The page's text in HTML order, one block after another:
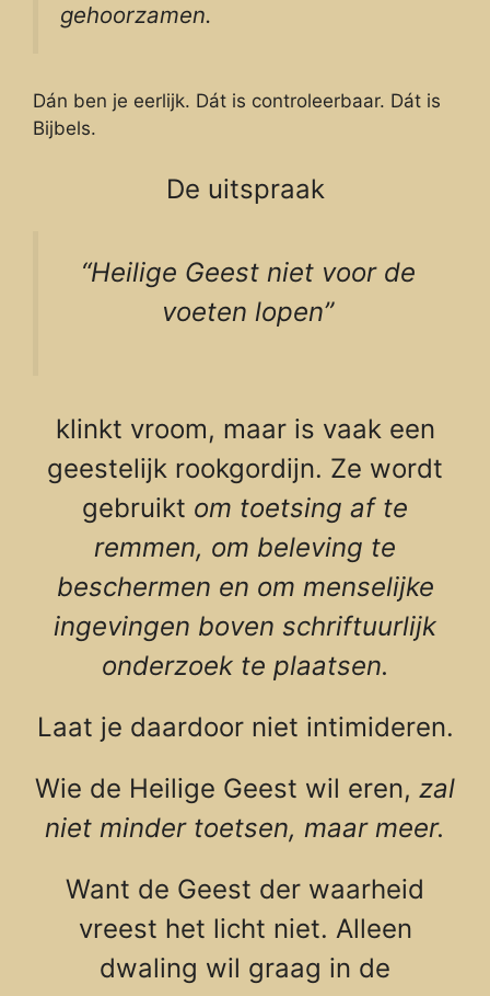
gehoorzamen.
Dán ben je eerlijk. Dát is controleerbaar. Dát is
Bijbels.
De uitspraak
“Heilige Geest niet voor de
voeten lopen”
klinkt vroom, maar is vaak een
geestelijk rookgordijn. Ze wordt
gebruikt om toetsing af te
remmen, om beleving te
beschermen en om menselijke
ingevingen boven schriftuurlijk
onderzoek te plaatsen.
Laat je daardoor niet intimideren.
Wie de Heilige Geest wil eren, zal
niet minder toetsen, maar meer.
Want de Geest der waarheid
vreest het licht niet. Alleen
dwaling wil graag in de